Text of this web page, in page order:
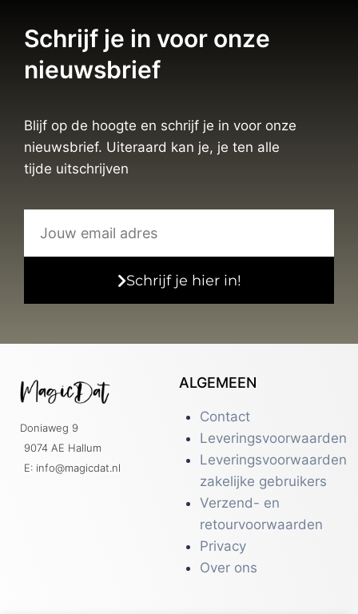
Schrijf je in voor onze
nieuwsbrief
Blijf op de hoogte en schrijf je in voor onze
nieuwsbrief. Uiteraard kan je, je ten alle
tijde uitschrijven
Schrijf je hier in!
Doniaweg 9
9074 AE Hallum
E: info@magicdat.nl
ALGEMEEN
Contact
Leveringsvoorwaarden
Leveringsvoorwaarden
zakelijke gebruikers
Verzend- en
retourvoorwaarden
Privacy
Over ons